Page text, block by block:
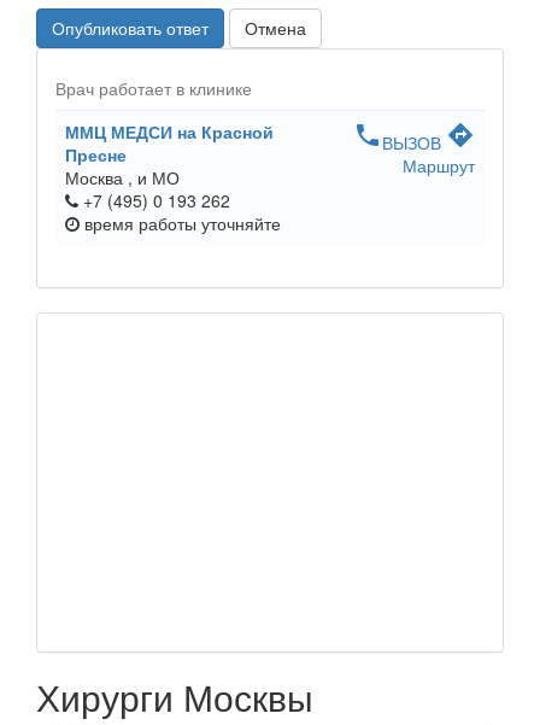
Опубликовать ответ Отмена
Врач работает в клинике
ММЦ МЕДСИ на Красной
Пресне
Москва , и МО
+7 (495) 0 193 262
время работы уточняйте
phone ВЫЗОВ directions
Маршрут
Хирурги Москвы